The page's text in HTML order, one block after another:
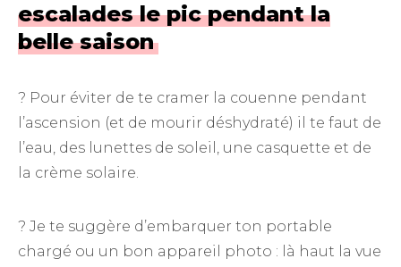
escalades le pic pendant la
belle saison
? Pour éviter de te cramer la couenne pendant
l’ascension (et de mourir déshydraté) il te faut de
l’eau, des lunettes de soleil, une casquette et de
la crème solaire.
? Je te suggère d’embarquer ton portable
chargé ou un bon appareil photo : là haut la vue